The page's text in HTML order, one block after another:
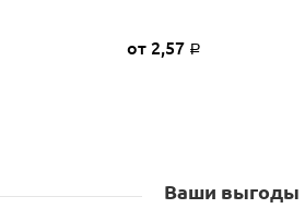
от 2,57 Р
Ваши выгоды